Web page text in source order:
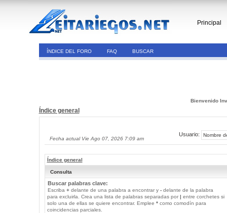
Principal
ÍNDICE DEL FORO FAQ BUSCAR
Bienvenido
Índice general
Fecha actual Vie Ago 07, 2026 7:09 am
Usuario:
Índice general
Consulta
Buscar palabras clave:
Escriba +delante de una palabra a encontrar y -delante de la palabra
para excluirla. Crea una lista de palabras separadas por | entre corchetes si
solo una de ellas se quiere encontrar. Emplee *como comodín para
coincidencias parciales.